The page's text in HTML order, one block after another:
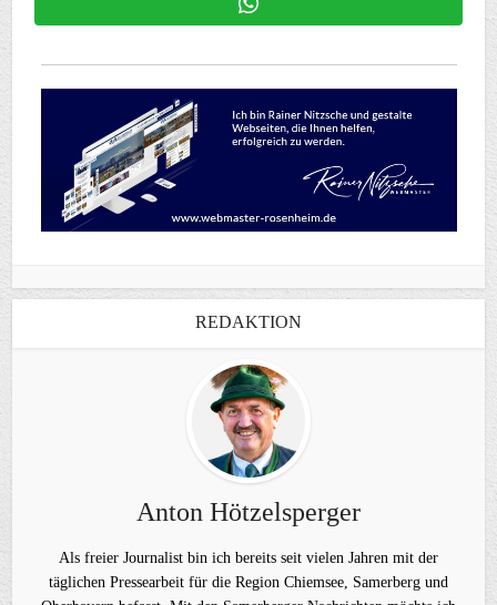
REDAKTION
Anton Hötzelsperger
Als freier Journalist bin ich bereits seit vielen Jahren mit der
täglichen Pressearbeit für die Region Chiemsee, Samerberg und